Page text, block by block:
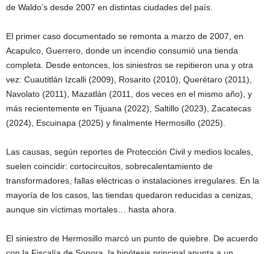
de Waldo’s desde 2007 en distintas ciudades del país.
El primer caso documentado se remonta a marzo de 2007, en
Acapulco, Guerrero, donde un incendio consumió una tienda
completa. Desde entonces, los siniestros se repitieron una y otra
vez: Cuautitlán Izcalli (2009), Rosarito (2010), Querétaro (2011),
Navolato (2011), Mazatlán (2011, dos veces en el mismo año), y
más recientemente en Tijuana (2022), Saltillo (2023), Zacatecas
(2024), Escuinapa (2025) y finalmente Hermosillo (2025).
Las causas, según reportes de Protección Civil y medios locales,
suelen coincidir: cortocircuitos, sobrecalentamiento de
transformadores, fallas eléctricas o instalaciones irregulares. En la
mayoría de los casos, las tiendas quedaron reducidas a cenizas,
aunque sin víctimas mortales… hasta ahora.
El siniestro de Hermosillo marcó un punto de quiebre. De acuerdo